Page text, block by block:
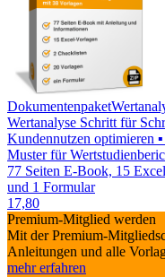
Dokumentenpaket
Wertanalyse Schritt für
Kundennutzen optimieren
Muster für
77 Seiten E-Book, 15
und 1 Formular
17,80
Premium-Mitglied werden
Mit der Premium-
Anleitungen und alle
mehr erfahren